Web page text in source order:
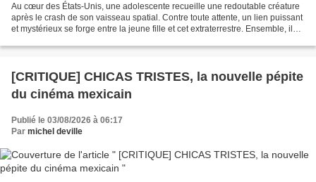
Au cœur des États-Unis, une adolescente recueille une redoutable créature
après le crash de son vaisseau spatial. Contre toute attente, un lien puissant
et mystérieux se forge entre la jeune fille et cet extraterrestre. Ensemble, ils
[CRITIQUE] CHICAS TRISTES, la nouvelle pépite
du cinéma mexicain
Publié le 03/08/2026 à 06:17
Par michel deville